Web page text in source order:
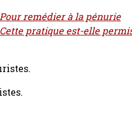
remédier à la pénurie
pratique est-elle